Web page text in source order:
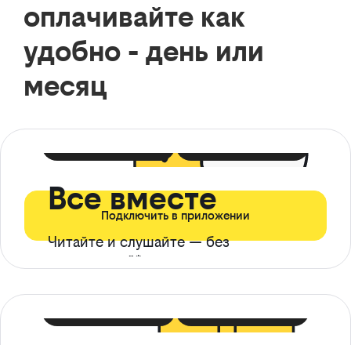
оплачивайте как
удобно - день или
месяц
Все вместе
Читайте и слушайте — без
ограничений*
Подключить в приложении